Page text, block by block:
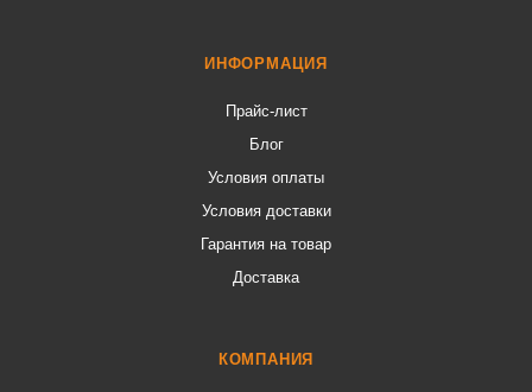
ИНФОРМАЦИЯ
Прайс-лист
Блог
Условия оплаты
Условия доставки
Гарантия на товар
Доставка
КОМПАНИЯ